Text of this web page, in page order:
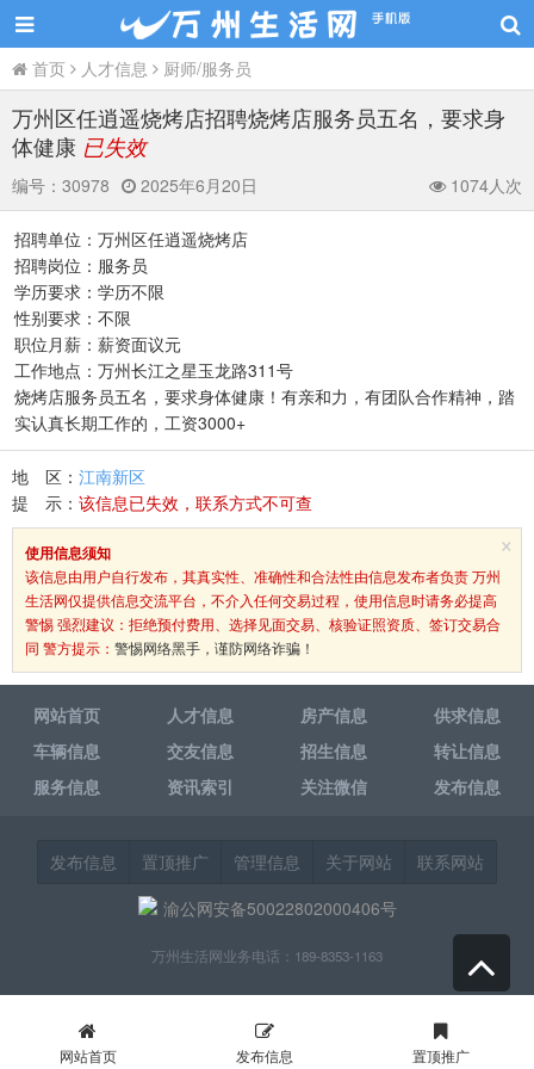
首页 人才信息 厨师/服务员
万州区任逍遥烧烤店招聘烧烤店服务员五名，要求身
体健康 已失效
编号： 30978 2025年6月20日 1074人次
招聘单位：万州区任逍遥烧烤店
招聘岗位：服务员
学历要求：学历不限
性别要求：不限
职位月薪：薪资面议元
工作地点：万州长江之星玉龙路311号
烧烤店服务员五名，要求身体健康！有亲和力，有团队合作精神，踏
实认真长期工作的，工资3000+
地 区： 江南新区
提 示： 该信息已失效，联系方式不可查
×
使用信息须知
该信息由用户自行发布，其真实性、准确性和合法性由信息发布者负责 万州
生活网仅提供信息交流平台，不介入任何交易过程，使用信息时请务必提高
警惕 强烈建议：拒绝预付费用、选择见面交易、核验证照资质、签订交易合
同 警方提示： 警惕网络黑手，谨防网络诈骗！
网站首页 人才信息 房产信息
供求信息
车辆信息
交友信息 招生信息
转让信息
服务信息
资讯索引 关注微信 发布信息
发布信息 置顶推广 管理信息 关于网站
联系网站
渝公网安备50022802000406号
万州生活网业务电话：189-8353-1163
网站首页 发布信息 置顶推广